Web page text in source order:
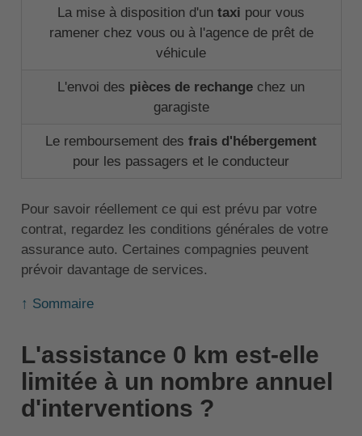
La mise à disposition d'un taxi pour vous
ramener chez vous ou à l'agence de prêt de
véhicule
L'envoi des pièces de rechange chez un
garagiste
Le remboursement des frais d'hébergement
pour les passagers et le conducteur
Pour savoir réellement ce qui est prévu par votre
contrat, regardez les conditions générales de votre
assurance auto. Certaines compagnies peuvent
prévoir davantage de services.
↑ Sommaire
L'assistance 0 km est-elle
limitée à un nombre annuel
d'interventions ?